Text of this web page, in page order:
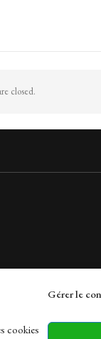
Gérer le
cookies
closed.